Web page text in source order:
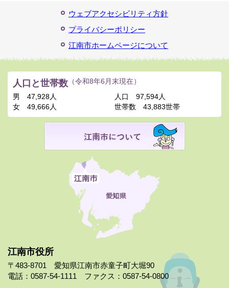
ウェブアクセシビリティ方針
プライバシーポリシー
江南市ホームページについて
江南市役所
〒483-8701 愛知県江南市赤童子町大堀90
電話：0587-54-1111 ファクス：0587-54-0800
人口と世帯数 （令和8年6月末現在）
男
47,928人
女
49,666人
人口
97,594人
世帯数
43,883世帯